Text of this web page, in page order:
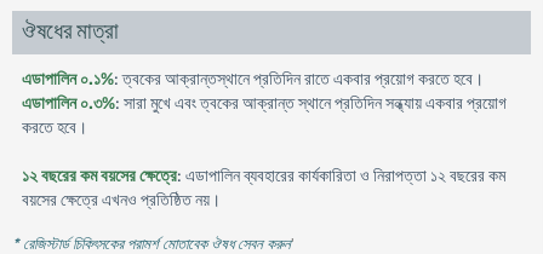
ঔষধের মাত্রা
এডাপালিন ০.১%: ত্বকের আক্রান্তস্থানে প্রতিদিন রাতে একবার প্রয়োগ করতে হবে।
এডাপালিন ০.৩%: সারা মুখে এবং ত্বকের আক্রান্ত স্থানে প্রতিদিন সন্ধ্যায় একবার প্রয়োগ
করতে হবে।
১২ বছরের কম বয়সের ক্ষেত্রে: এডাপালিন ব্যবহারের কার্যকারিতা ও নিরাপত্তা ১২ বছরের কম
বয়সের ক্ষেত্রে এখনও প্রতিষ্ঠিত নয়।
* রেজিস্টার্ড চিকিৎসকের পরামর্শ মোতাবেক ঔষধ সেবন করুন'